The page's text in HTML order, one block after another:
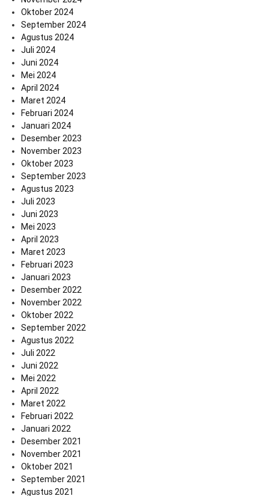
Oktober 2024
September 2024
Agustus 2024
Juli 2024
Juni 2024
Mei 2024
April 2024
Maret 2024
Februari 2024
Januari 2024
Desember 2023
November 2023
Oktober 2023
September 2023
Agustus 2023
Juli 2023
Juni 2023
Mei 2023
April 2023
Maret 2023
Februari 2023
Januari 2023
Desember 2022
November 2022
Oktober 2022
September 2022
Agustus 2022
Juli 2022
Juni 2022
Mei 2022
April 2022
Maret 2022
Februari 2022
Januari 2022
Desember 2021
November 2021
Oktober 2021
September 2021
Agustus 2021